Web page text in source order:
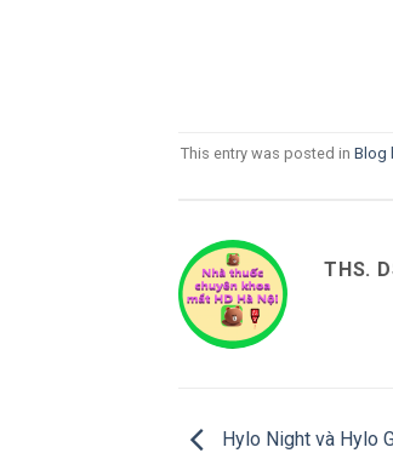
This entry was posted in Blog
THS.
Hylo Night và Hylo